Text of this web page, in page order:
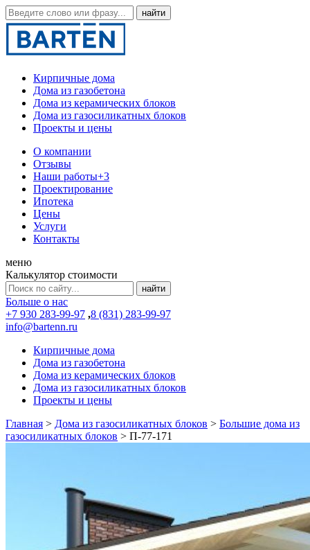
Кирпичные дома
Дома из газобетона
Дома из керамических блоков
Дома из газосиликатных блоков
Проекты и цены
О компании
Отзывы
Наши работы+3
Проектирование
Ипотека
Цены
Услуги
Контакты
меню
Калькулятор стоимости
Больше о нас
+7 930 283-99-97 ,8 (831) 283-99-97
info@bartenn.ru
Кирпичные дома
Дома из газобетона
Дома из керамических блоков
Дома из газосиликатных блоков
Проекты и цены
Главная > Дома из газосиликатных блоков > Большие дома из
газосиликатных блоков > П-77-171